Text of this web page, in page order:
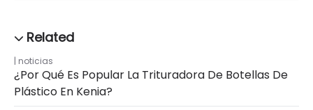
noticias
¿Por Qué Es Popular La Trituradora De Botellas De
Plástico En Kenia?